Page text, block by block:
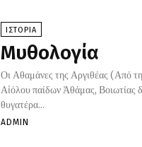
ΙΣΤΟΡΙΑ
Μυθολογία
Οι Αθαμάνες της Αργιθέας (Από
Αἰόλου παίδων Ἀθάμας, Βοιωτίας
θυγατέρα...
ADMIN